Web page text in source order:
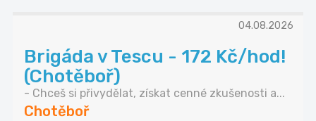
04.08.2026
Brigáda v Tescu - 172 Kč/hod!
(Chotěboř)
- Chceš si přivydělat, získat cenné zkušenosti a...
Chotěboř